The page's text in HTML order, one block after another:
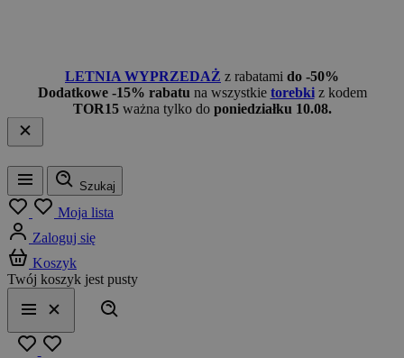
LETNIA WYPRZEDAŻ z rabatami do -50%
Dodatkowe -15% rabatu na wszystkie torebkiz kodem
TOR15 ważna tylko do poniedziałku 10.08.
Menu
Szukaj
Moja lista
Zaloguj się
Koszyk
Twój koszyk jest pusty
Menu
Zamknij